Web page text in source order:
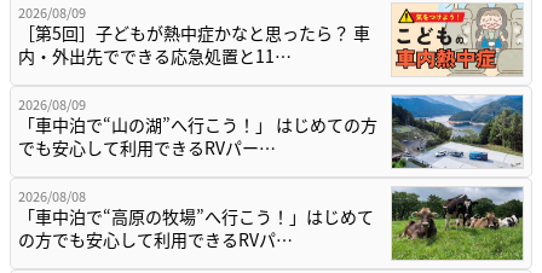
2026/08/09
［第5回］子どもが熱中症かなと思ったら？ 車
内・外出先でできる応急処置と11…
2026/08/09
「車中泊で“山の湖”へ行こう！」 はじめての方
でも安心して利用できるRVパー…
2026/08/08
「車中泊で“高原の牧場”へ行こう！」はじめて
の方でも安心して利用できるRVパ…